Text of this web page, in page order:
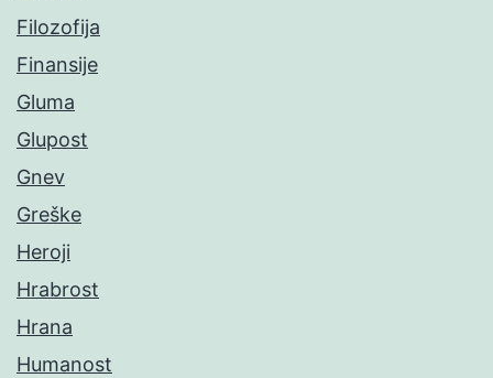
Filozofija
Finansije
Gluma
Glupost
Gnev
Greške
Heroji
Hrabrost
Hrana
Humanost